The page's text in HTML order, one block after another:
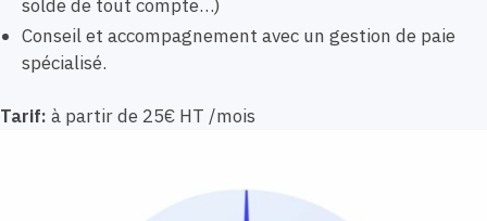
solde de tout compte…)
Conseil et accompagnement avec un gestion de paie
spécialisé.
Tarif: à partir de 25€ HT /mois